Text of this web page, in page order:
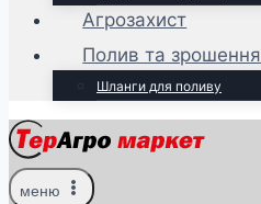
Агрозахист
Полив та зрошення
Шланги для поливу
меню